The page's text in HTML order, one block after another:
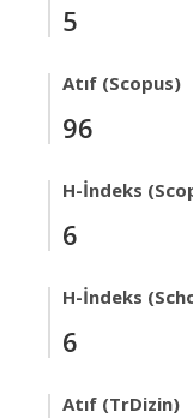
5
Atıf (Scopus)
96
H-İndeks
6
H-İndeks
6
Atıf (TrDizin)